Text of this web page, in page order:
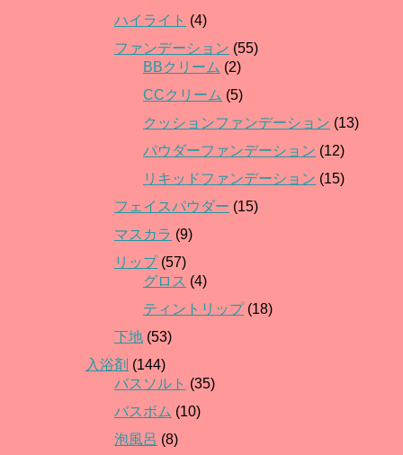
ハイライト (4)
ファンデーション (55)
BBクリーム (2)
CCクリーム (5)
クッションファンデーション (13)
パウダーファンデーション (12)
リキッドファンデーション (15)
フェイスパウダー (15)
マスカラ (9)
リップ(57)
グロス (4)
ティントリップ(18)
下地 (53)
入浴剤 (144)
バスソルト (35)
バスボム (10)
泡風呂 (8)